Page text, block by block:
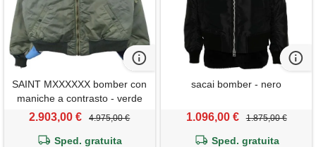
SAINT MXXXXXX bomber con
maniche a contrasto - verde
2.903,00 € 4.975,00 €
Sped. gratuita
sacai bomber - nero
1.096,00 € 1.875,00 €
Sped. gratuita